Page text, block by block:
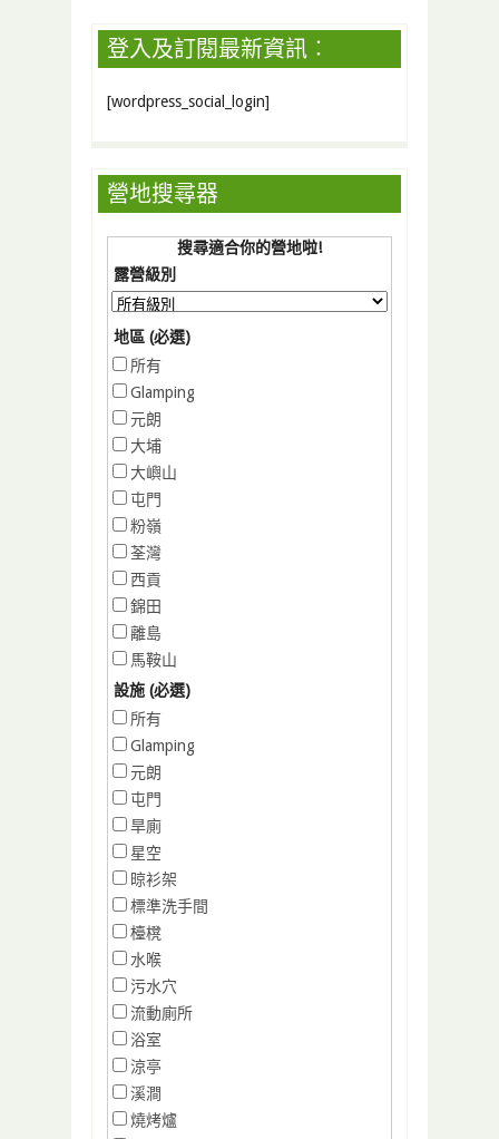
登入及訂閱最新資訊︰
[wordpress_social_login]
營地搜尋器
搜尋適合你的營地啦!
露營級別
地區 (必選)
所有
Glamping
元朗
大埔
大嶼山
屯門
粉嶺
荃灣
西貢
錦田
離島
馬鞍山
設施 (必選)
所有
Glamping
元朗
屯門
旱廁
星空
晾衫架
標準洗手間
檯櫈
水喉
污水穴
流動廁所
浴室
涼亭
溪澗
燒烤爐